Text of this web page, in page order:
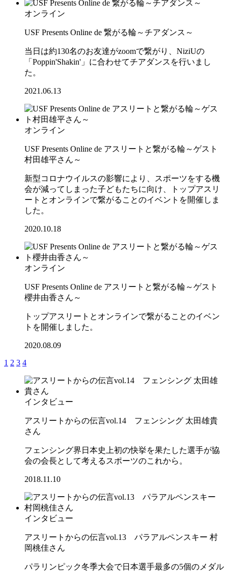
オンライン
USF Presents Online de 繋がる輪～チアダンス～
当日は約130名のお友達がzoomで繋がり、NiziUの
「Poppin'Shakin'」に合わせてチアダンスを行いまし
た。
2021.06.13
オンライン
USF Presents Online de アスリートと繋がる輪～ゲスト
村田雄平さん～
新型コロナウイルスの影響により、スポーツをする機
会が減ってしまった子どもたちに向け、トップアスリ
ートとオンラインで繋がることのイベントを開催しま
した。
2020.10.18
オンライン
USF Presents Online de アスリートと繋がる輪～ゲスト
櫻井由香さん～
トップアスリートとオンラインで繋がることのイベン
トを開催しました。
2020.08.09
1 2 3 4
インタビュー
アスリートからの伝言vol.14 フェンシング 太田雄貴
さん
フェンシング界日本史上初の快挙を果たした選手が協
会の会長として考えるスポーツのこれから。
2018.11.10
インタビュー
アスリートからの伝言vol.13 パラアルペンスキー 村
岡桃佳さん
パラリンピック冬季大会で日本選手最多の5個のメダル